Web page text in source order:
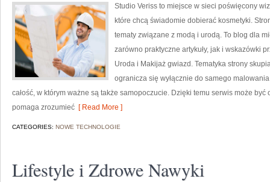
Studio Veriss to miejsce w sieci poświęcony
które chcą świadomie dobierać kosmetyki.
tematy związane z modą i urodą. To blog dla
zarówno praktyczne artykuły, jak i wskazówki
Uroda i Makijaż gwiazd. Tematyka strony
ogranicza się wyłącznie do samego
całość, w którym ważne są także samopoczucie. Dzięki temu serwis może
pomaga zrozumieć [ Read More ]
CATEGORIES: NOWE TECHNOLOGIE
Lifestyle i Zdrowe Nawyki